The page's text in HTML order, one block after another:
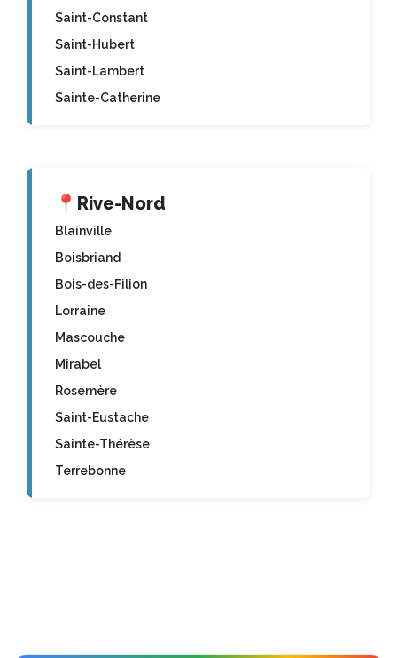
Saint-Constant
Saint-Hubert
Saint-Lambert
Sainte-Catherine
📍 Rive-Nord
Blainville
Boisbriand
Bois-des-Filion
Lorraine
Mascouche
Mirabel
Rosemère
Saint-Eustache
Sainte-Thérèse
Terrebonne